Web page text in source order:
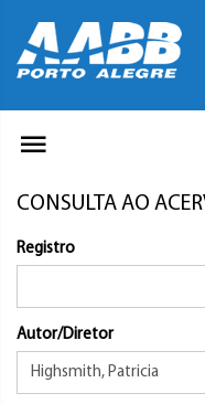
CONSULTA AO
Registro
Autor/Diretor